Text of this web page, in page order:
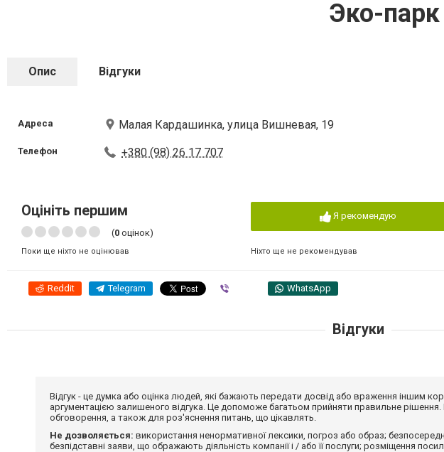
Эко-
Опис Відгуки
Адреса Малая Кардашинка, улица Вишневая, 19
Телефон +380 (98) 26 17 707
Оцініть першим
(0 оцінок)
Поки ще ніхто не оцінював
Я рекомендую
Ніхто ще не рекомендував
Reddit Telegram WhatsApp
Відгуки
Відгук - це думка або оцінка людей, які бажають передати досвід або враження іншим
аргументацією залишеного відгука. Це допоможе багатьом прийняти правильне рішення.
обговорення, а також для роз'яснення питань, що цікавлять.
Не дозволяється: використання ненормативної лексики, погроз або образ;
безпідставні заяви, що ображають діяльність компанії і / або її послуги; розміщення